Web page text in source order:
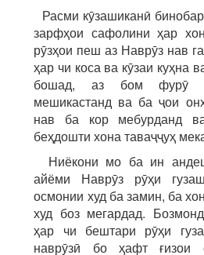
Расми кӯзашиканӣ
зарфҳои сафолини ҳар
рӯзҳои пеш аз Наврӯз нав
ҳар чи коса ва кӯзаи куҳна
бошад, аз бом фурӯ
мешикастанд ва ба ҷои
нав ба кор мебурданд
беҳдошти хона таваҷҷуҳ
Ниёкони мо ба ин
айёми Наврӯз рӯҳи
осмонии худ ба замин, ба
худ боз мегардад.
ҳар чи бештари рӯҳи
наврӯзӣ бо ҳафт ғизои